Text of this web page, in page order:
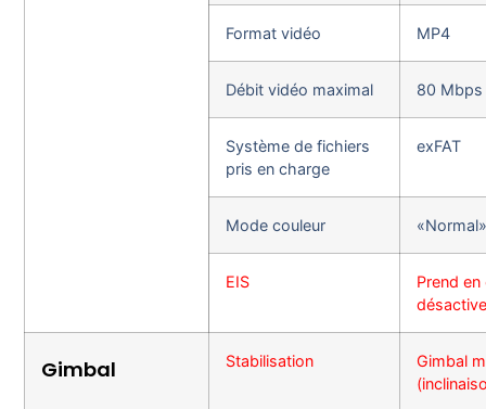
Format vidéo MP4
Débit vidéo maximal 80 Mbps
Système de fichiers
pris en charge
exFAT
Mode couleur
EIS
Prend
Gimbal Stabilisation
Gimbal